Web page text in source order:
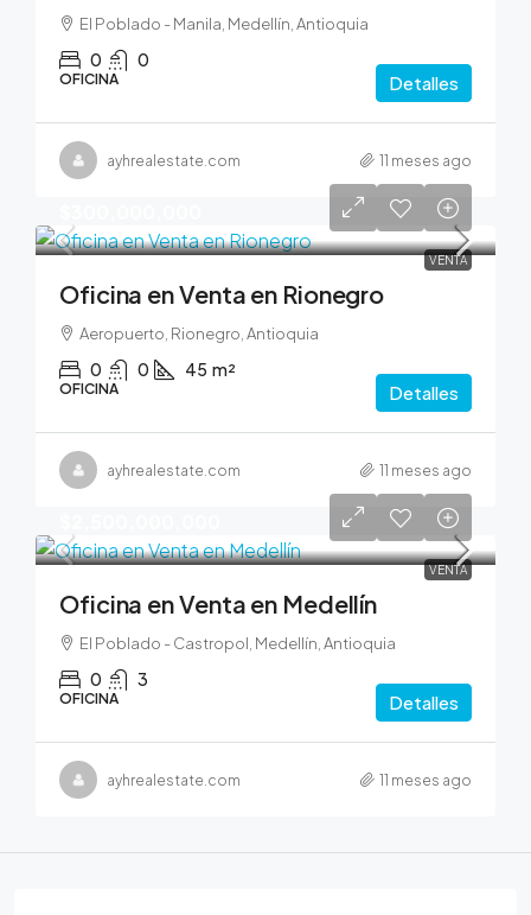
El Poblado - Manila, Medellín, Antioquia
0 0
OFICINA Detalles
ayhrealestate.com 11 meses ago
VENTA
Oficina en Venta en Rionegro
Aeropuerto, Rionegro, Antioquia
0 0 45 m²
OFICINA Detalles
ayhrealestate.com 11 meses ago
VENTA
Oficina en Venta en Medellín
El Poblado - Castropol, Medellín, Antioquia
0 3
OFICINA Detalles
ayhrealestate.com 11 meses ago